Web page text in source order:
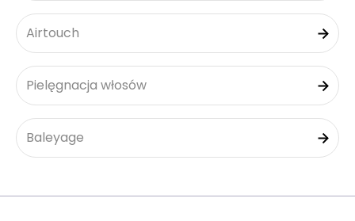
Airtouch
Pielęgnacja włosów
Baleyage